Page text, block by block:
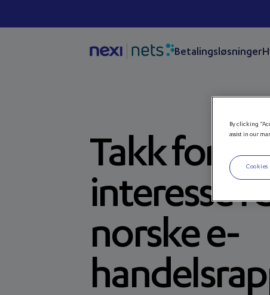
Betalingsløsninger
Takk for
interesse i
norske e-
By clicking
assist in our
Cookies